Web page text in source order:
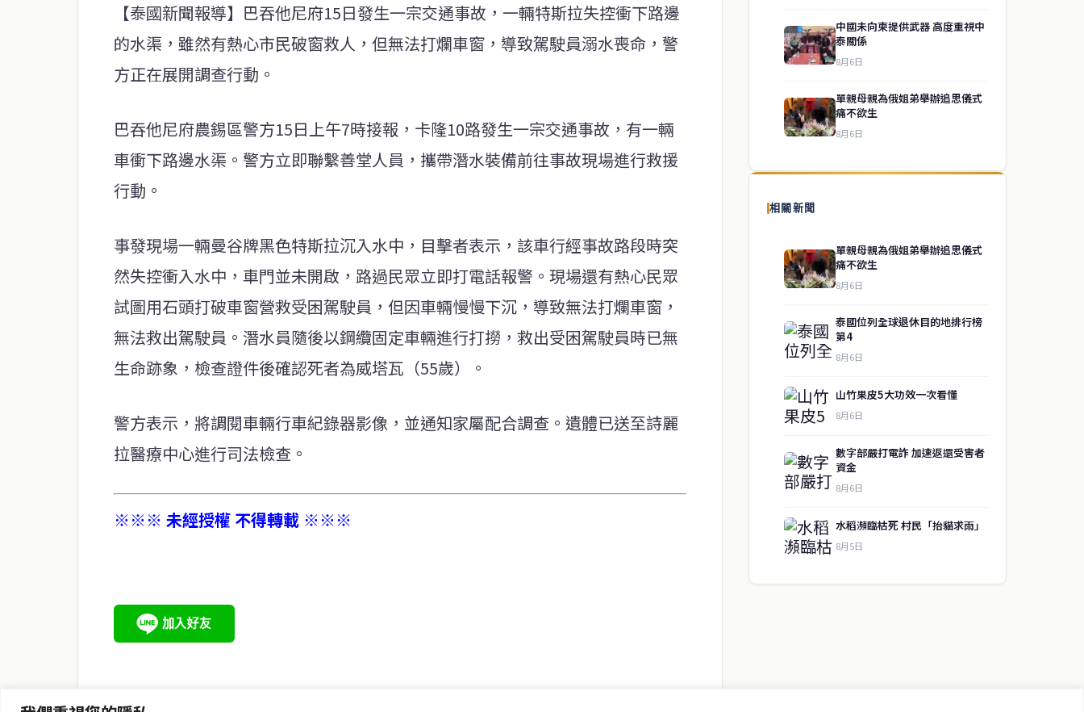
【泰國新聞報導】巴吞他尼府15日發生一宗交通事故，一輛特斯拉失控衝下路邊
的水渠，雖然有熱心市民破窗救人，但無法打爛車窗，導致駕駛員溺水喪命，警
方正在展開調查行動。
巴吞他尼府農錫區警方15日上午7時接報，卡隆10路發生一宗交通事故，有一輛
車衝下路邊水渠。警方立即聯繫善堂人員，攜帶潛水裝備前往事故現場進行救援
行動。
事發現場一輛曼谷牌黑色特斯拉沉入水中，目擊者表示，該車行經事故路段時突
然失控衝入水中，車門並未開啟，路過民眾立即打電話報警。現場還有熱心民眾
試圖用石頭打破車窗營救受困駕駛員，但因車輛慢慢下沉，導致無法打爛車窗，
無法救出駕駛員。潛水員隨後以鋼纜固定車輛進行打撈，救出受困駕駛員時已無
生命跡象，檢查證件後確認死者為威塔瓦（55歲）。
警方表示，將調閱車輛行車紀錄器影像，並通知家屬配合調查。遺體已送至詩麗
拉醫療中心進行司法檢查。
※※※ 未經授權 不得轉載 ※※※
中國未向柬提供武器 高度重視中
泰關係
8月6日
單親母親為俄姐弟舉辦追思儀式
痛不欲生
8月6日
相關新聞
單親母親為俄姐弟舉辦追思儀式
痛不欲生
8月6日
泰國位列全球退休目的地排行榜
第4
8月6日
山竹果皮5大功效一次看懂
8月6日
數字部嚴打電詐 加速返還受害者
資金
8月6日
水稻瀕臨枯死 村民「抬貓求雨」
8月5日
泰國當地政治、經濟、華人社群與社會時事，為在泰華人讀者提供即
時、客觀、多元的中文新聞內容。